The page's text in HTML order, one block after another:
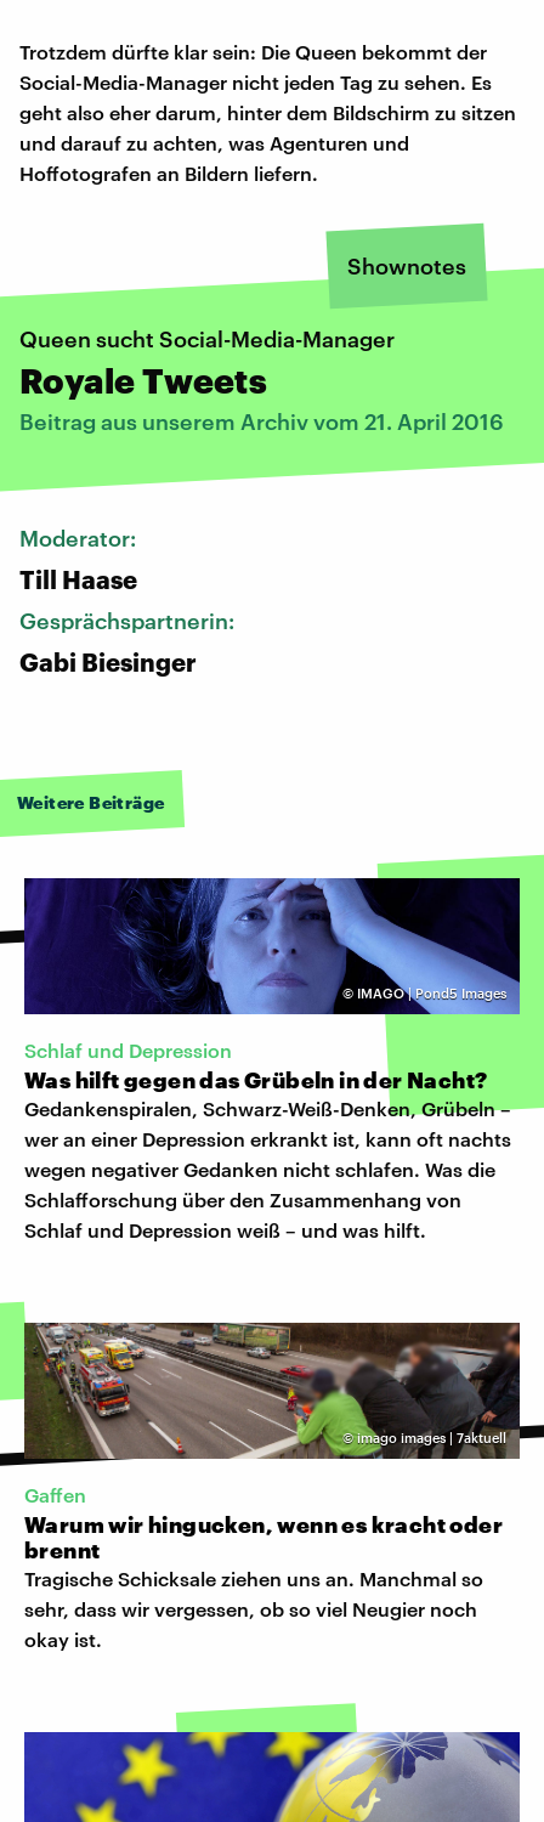
Trotzdem dürfte klar sein: Die Queen bekommt der
Social-Media-Manager nicht jeden Tag zu sehen. Es
geht also eher darum, hinter dem Bildschirm zu sitzen
und darauf zu achten, was Agenturen und
Hoffotografen an Bildern liefern.
Shownotes
Queen sucht Social-Media-Manager
Royale Tweets
Beitrag aus unserem Archiv vom 21. April 2016
Moderator:
Till Haase
Gesprächspartnerin:
Gabi Biesinger
Weitere Beiträge
© IMAGO | Pond5 Images
Schlaf und Depression
Was hilft gegen das Grübeln in der Nacht?
Gedankenspiralen, Schwarz-Weiß-Denken, Grübeln –
wer an einer Depression erkrankt ist, kann oft nachts
wegen negativer Gedanken nicht schlafen. Was die
Schlafforschung über den Zusammenhang von
Schlaf und Depression weiß – und was hilft.
©imago images | 7aktuell
Gaffen
Warum wir hingucken, wenn es kracht oder
brennt
Tragische Schicksale ziehen uns an. Manchmal so
sehr, dass wir vergessen, ob so viel Neugier noch
okay ist.